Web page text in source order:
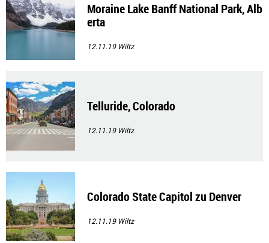
Moraine Lake Banff National Park, Alb
erta
12.11.19 Wiltz
Telluride, Colorado
12.11.19 Wiltz
Colorado State Capitol zu Denver
12.11.19 Wiltz